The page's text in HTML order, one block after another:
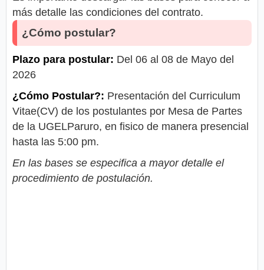
más detalle las condiciones del contrato.
¿Cómo postular?
Plazo para postular: Del 06 al 08 de Mayo del
2026
¿Cómo Postular?: Presentación del Curriculum
Vitae(CV) de los postulantes por Mesa de Partes
de la UGELParuro, en fisico de manera presencial
hasta las 5:00 pm.
En las bases se especifica a mayor detalle el
procedimiento de postulación.